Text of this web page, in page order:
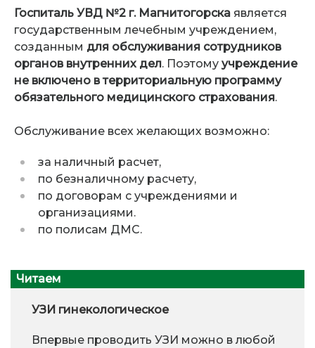
Госпиталь УВД №2 г. Магнитогорскаявляется
государственным лечебным учреждением,
созданным для обслуживания сотрудников
органов внутренних дел. Поэтому учреждение
не включено в территориальную программу
обязательного медицинского страхования.
Обслуживание всех желающих возможно:
за наличный расчет,
по безналичному расчету,
по договорам с учреждениями и
организациями.
по полисам ДМС.
Читаем
УЗИ гинекологическое
Впервые проводить УЗИ можно в любой